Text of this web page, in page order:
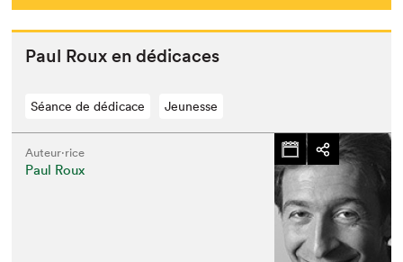
Paul Roux en dédicaces
Séance de dédicace Jeunesse
Auteur·rice
Paul Roux